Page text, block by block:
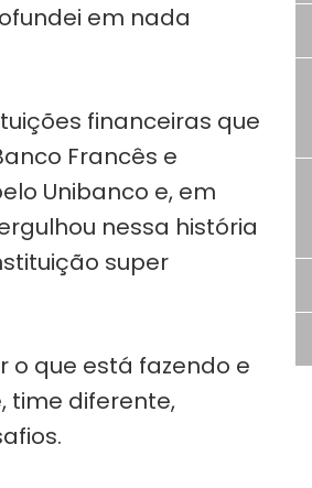
em nada
financeiras que
Francês e
Unibanco e, em
nessa história
super
o que está fazendo e
time diferente,